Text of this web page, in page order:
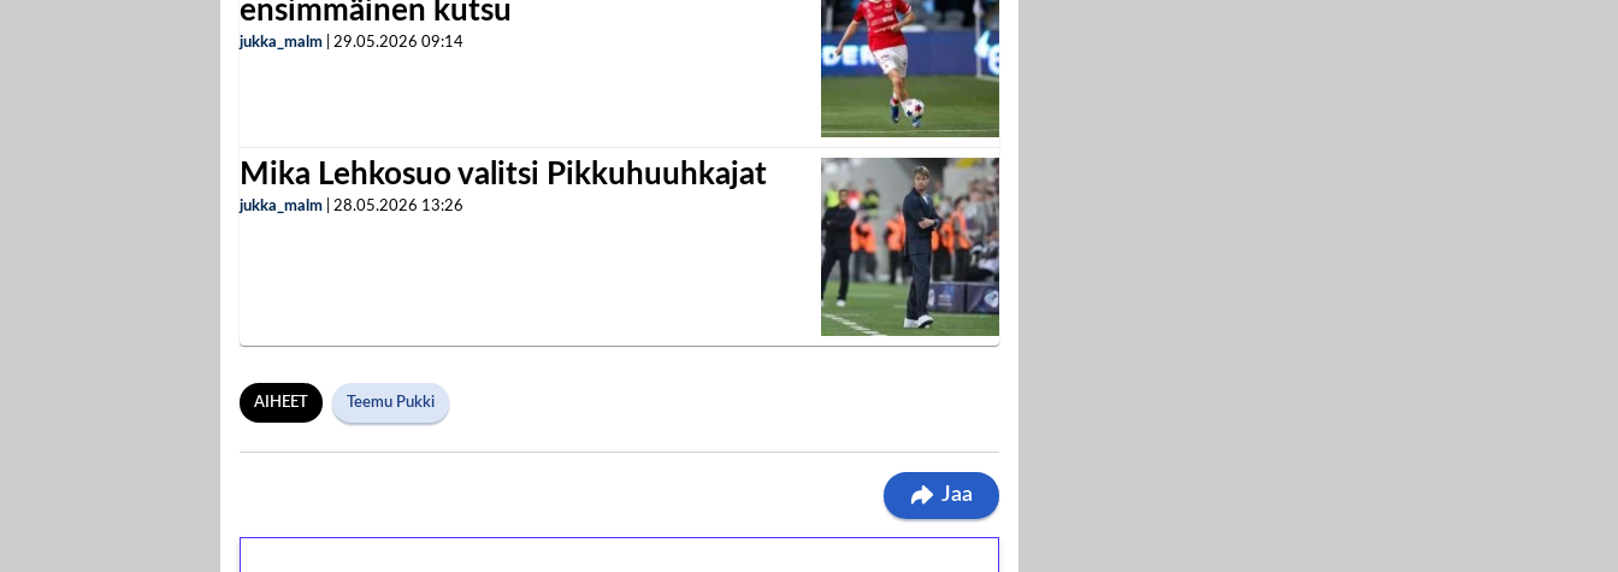
ensimmäinen kutsu
jukka_malm 29.05.2026 09:14
Mika Lehkosuo valitsi Pikkuhuuhkajat
jukka_malm 28.05.2026 13:26
AIHEET Teemu Pukki
Jaa